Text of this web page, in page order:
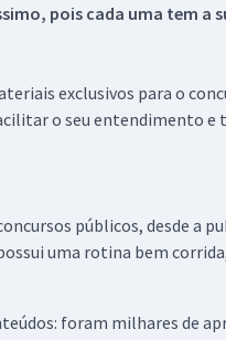
pois cada uma tem a
exclusivos para o
o seu entendimento
públicos, desde
uma rotina bem
foram milhares de